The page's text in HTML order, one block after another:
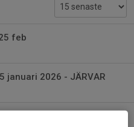
feb
januari 2026 - JÄRVAR